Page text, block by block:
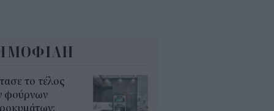
το τέλος
φούρνων